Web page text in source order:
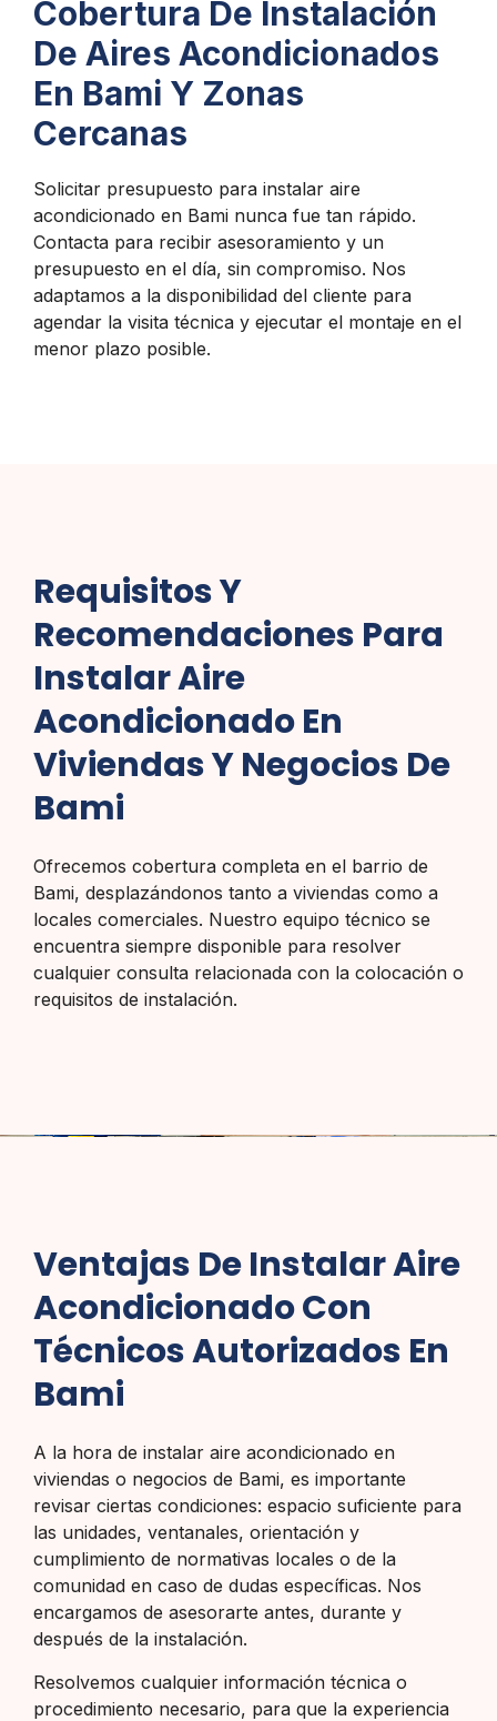
Cobertura De Instalación
De Aires Acondicionados
En Bami Y Zonas
Cercanas
Solicitar presupuesto para instalar aire
acondicionado en Bami nunca fue tan rápido.
Contacta para recibir asesoramiento y un
presupuesto en el día, sin compromiso. Nos
adaptamos a la disponibilidad del cliente para
agendar la visita técnica y ejecutar el montaje en el
menor plazo posible.
Requisitos Y
Recomendaciones Para
Instalar Aire
Acondicionado En
Viviendas Y Negocios De
Bami
Ofrecemos cobertura completa en el barrio de
Bami, desplazándonos tanto a viviendas como a
locales comerciales. Nuestro equipo técnico se
encuentra siempre disponible para resolver
cualquier consulta relacionada con la colocación o
requisitos de instalación.
Ventajas De Instalar Aire
Acondicionado Con
Técnicos Autorizados En
Bami
A la hora de instalar aire acondicionado en
viviendas o negocios de Bami, es importante
revisar ciertas condiciones: espacio suficiente para
las unidades, ventanales, orientación y
cumplimiento de normativas locales o de la
comunidad en caso de dudas específicas. Nos
encargamos de asesorarte antes, durante y
después de la instalación.
Resolvemos cualquier información técnica o
procedimiento necesario, para que la experiencia